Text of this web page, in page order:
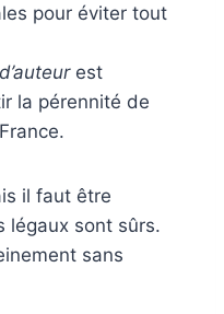
pour éviter tout
est
la pérennité de
il faut être
légaux sont sûrs.
sans